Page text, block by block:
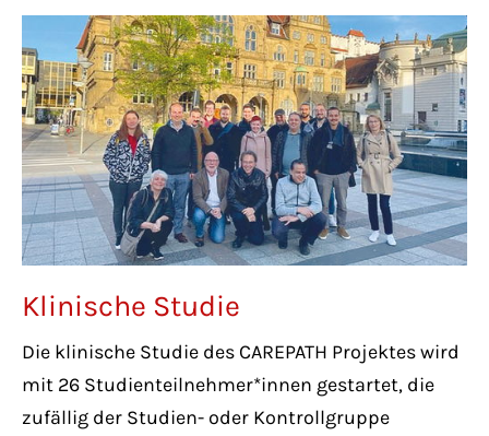
Klinische Studie
Die klinische Studie des CAREPATH Projektes wird
mit 26 Studienteilnehmer*innen gestartet, die
zufällig der Studien- oder Kontrollgruppe